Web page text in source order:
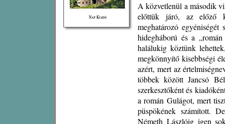
A közvetlenül a második
előttük járó, az előző
meghatározó egyéniségét
hidegháború és a
halálukig köztünk
megkönnyítő kisebbségi
azért, mert az
többek között Jancsó
szerkesztőként és
a román Gulágot, mert
püspökének számított.
Németh Lászlóig igen